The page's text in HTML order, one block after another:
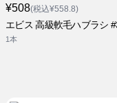
¥508(税込¥558.8)
エビス 高級軟毛ハブラシ
1本